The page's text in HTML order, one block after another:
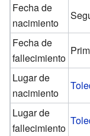
Fecha de
nacimiento
Fecha de
fallecimiento
Lugar de
nacimiento
Lugar de
fallecimiento